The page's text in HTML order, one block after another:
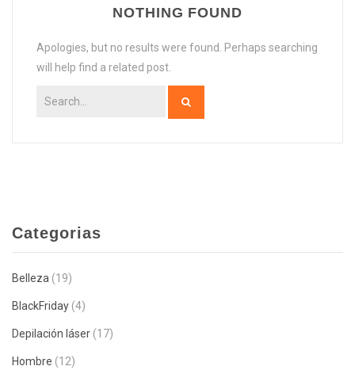
Limpieza profunda de espalda
Lifting de pestañas
Depilación láser Mujer
Depilación láser Hombre
Packs Mujer
NOTHING FOUND
Apologies, but no results were found. Perhaps searching
will help find a related post.
Categorias
Belleza (19)
BlackFriday (4)
Depilación láser (17)
Hombre (12)